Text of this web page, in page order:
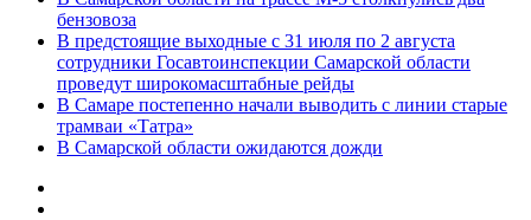
бензовоза
В предстоящие выходные с 31 июля по 2 августа
сотрудники Госавтоинспекции Самарской области
проведут широкомасштабные рейды
В Самаре постепенно начали выводить с линии старые
трамваи «Татра»
В Самарской области ожидаются дожди